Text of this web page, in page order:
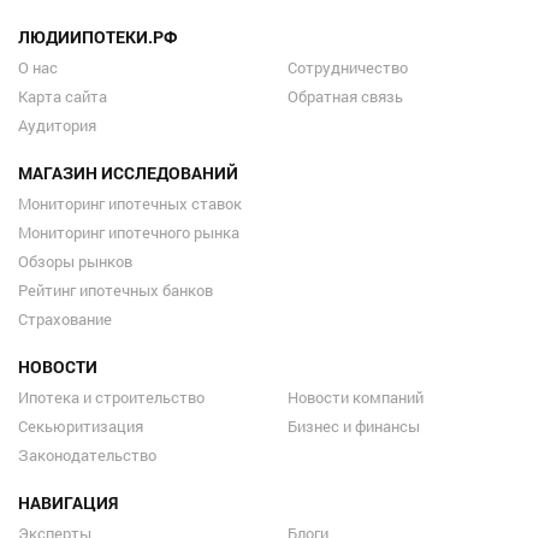
ЛЮДИИПОТЕКИ.РФ
О нас
Карта сайта
Аудитория
Сотрудничество
Обратная связь
МАГАЗИН ИССЛЕДОВАНИЙ
Мониторинг ипотечных ставок
Мониторинг ипотечного рынка
Обзоры рынков
Рейтинг ипотечных банков
Страхование
НОВОСТИ
Ипотека и строительство
Секьюритизация
Законодательство
Новости компаний
Бизнес и финансы
НАВИГАЦИЯ
Эксперты Блоги